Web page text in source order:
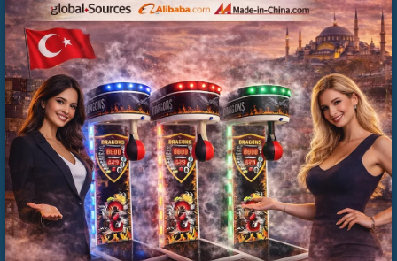
İKİNCİ EL BOKS MAKİNESİ | PROFESYONEL
TEKNİK SERVİS GÜVENCESİYLE